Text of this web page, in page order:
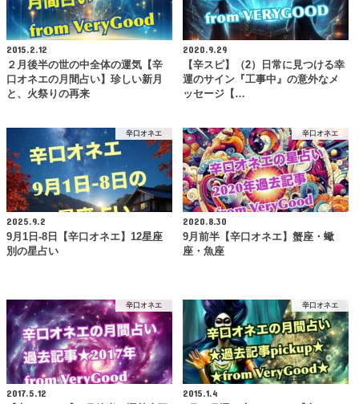
2015.2.12
２月後半の世の中全体の運気【辛
口オネエの月間占い】珍しい新月
と、火祭りの再来
2020.9.29
【辛スピ】（2）日常に見つける幸
運のサイン『工事中』の意外なメ
ッセージ【…
辛口オネエ
2025.9.2
9月1日-8日【辛口オネエ】12星座
別の星占い
辛口オネエ
2020.8.30
9月前半【辛口オネエ】蟹座・蠍
座・魚座
辛口オネエ
2017.5.12
辛口オネエ
2015.1.4